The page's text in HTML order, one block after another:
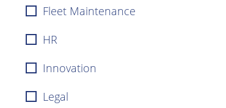
Fleet Maintenance
HR
Innovation
Legal